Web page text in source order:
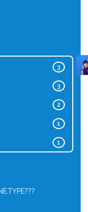
3
3
2
1
1